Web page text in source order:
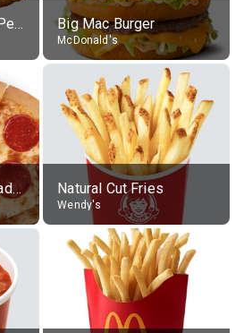
Hand Tossed Crust: Pepperoni Pizza (Large 14") Big Mac Burger
McDonald's
14" Round Hot-N-Ready Pepperoni Pizza Natural Cut Fries
Wendy's